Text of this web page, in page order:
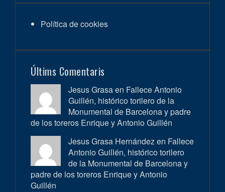
Política de cookies
Últims Comentaris
Jesus Grasa en Fallece Antonio
Guillén, histórico torilero de la
Monumental de Barcelona y padre
de los toreros Enrique y Antonio Guillén
Jesus Grasa Hernández en Fallece
Antonio Guillén, histórico torilero
de la Monumental de Barcelona y
padre de los toreros Enrique y Antonio
Guillén